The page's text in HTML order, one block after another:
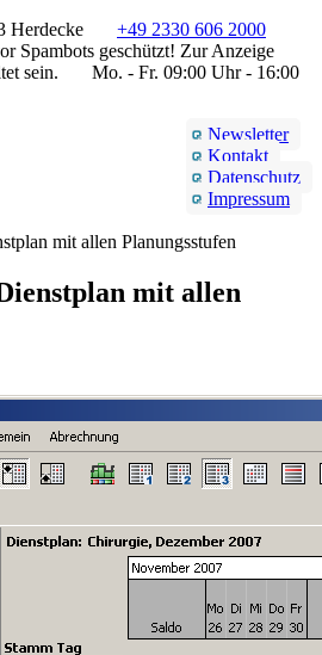
Herdecke
+49 2330 606 2000
Spambots geschützt! Zur Anzeige
sein.
Mo. - Fr. 09:00 Uhr - 16:00
Newsletter
Kontakt
Datenschutz
Impressum
mit allen Planungsstufen
mit allen